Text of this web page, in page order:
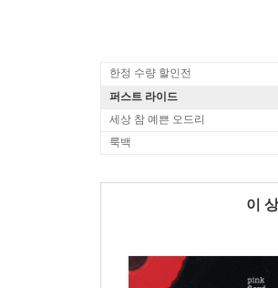
한정 수량 할인전
퍼스트 라이드
세상 참 예쁜 오드리
룩백
이